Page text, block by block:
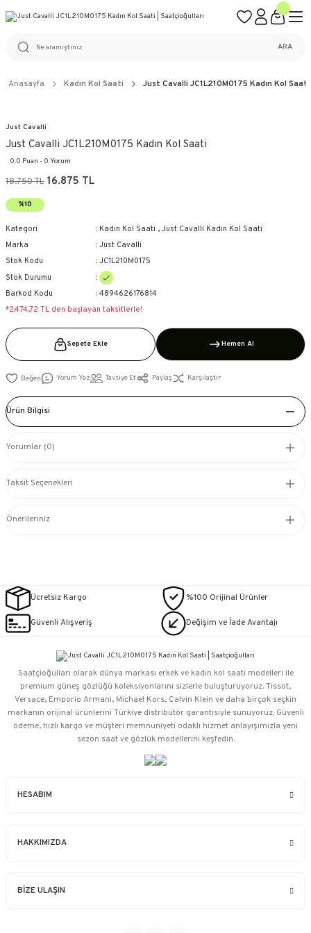
%100 ORİJİNAL ÜRÜN GARANTİSİ
ARA
Anasayfa Kadın Kol Saati Just Cavalli JC1L210M0175 Kadın Kol Saati
Just Cavalli
Just Cavalli JC1L210M0175 Kadın Kol Saati
0.0 Puan - 0 Yorum
18.750 TL 16.875 TL
%10
Kategori Kadın Kol Saati , Just Cavalli Kadın Kol Saati
Marka
Just Cavalli
Stok Kodu
JC1L210M0175
Stok Durumu
Barkod Kodu
4894626176814
*2.474,72 TL den başlayan taksitlerle!
Sepete Ekle Hemen Al
Yorum Yaz Tavsiye Et Paylaş Karşılaştır
Ürün Bilgisi
Yorumlar (0)
Taksit Seçenekleri
Önerileriniz
Ücretsiz Kargo %100 Orijinal Ürünler
Güvenli Alışveriş Değişim ve İade Avantajı
HESABIM
HAKKIMIZDA
BİZE ULAŞIN
Saatçioğulları⁠ olarak dünya markası erkek ve kadın kol saati modelleri ile
premium güneş gözlüğü koleksiyonlarını sizlerle buluşturuyoruz. Tissot,
Versace, Emporio Armani, Michael Kors, Calvin Klein ve daha birçok seçkin
markanın orijinal ürünlerini Türkiye distribütör garantisiyle sunuyoruz. Güvenli
ödeme, hızlı kargo ve müşteri memnuniyeti odaklı hizmet anlayışımızla yeni
sezon saat ve gözlük modellerini keşfedin.